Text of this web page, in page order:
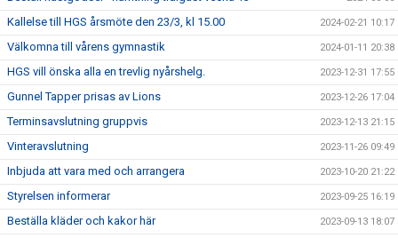
Kallelse till HGS årsmöte den 23/3, kl 15.00 2024-02-21 10:17
Välkomna till vårens gymnastik 2024-01-11 20:38
HGS vill önska alla en trevlig nyårshelg. 2023-12-31 17:55
Gunnel Tapper prisas av Lions 2023-12-26 17:04
Terminsavslutning gruppvis 2023-12-13 21:15
Vinteravslutning 2023-11-26 09:49
Inbjuda att vara med och arrangera 2023-10-20 21:22
Styrelsen informerar 2023-09-25 16:19
Beställa kläder och kakor här 2023-09-13 18:07